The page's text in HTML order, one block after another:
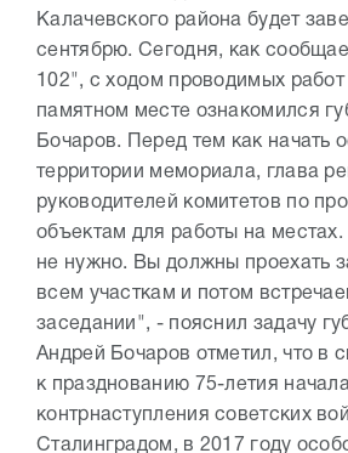
Калачевского района будет
сентябрю. Сегодня, как
102", с ходом проводимых работ
памятном месте ознакомился
Бочаров. Перед тем как начать
территории мемориала, глава
руководителей комитетов по
объектам для работы на
не нужно. Вы должны проехать
всем участкам и потом
заседании", - пояснил задачу
Андрей Бочаров отметил, что в
к празднованию 75-летия начала
контрнаступления советских
Сталинградом, в 2017 году